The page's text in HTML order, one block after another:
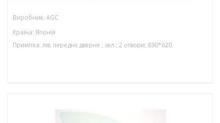
Виробник: AGC
Країна: Японія
Примітка: лів. переднє дверне ; зел.; 2 отвори; 890*620